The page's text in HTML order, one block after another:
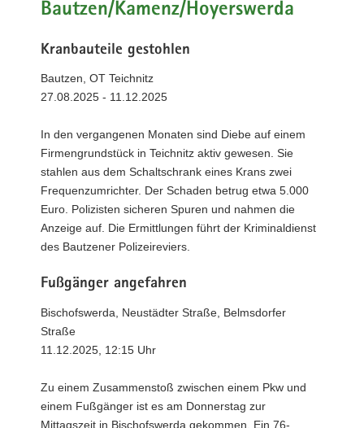
Bautzen/Kamenz/Hoyerswerda
Kranbauteile gestohlen
Bautzen, OT Teichnitz
27.08.2025 - 11.12.2025
In den vergangenen Monaten sind Diebe auf einem
Firmengrundstück in Teichnitz aktiv gewesen. Sie
stahlen aus dem Schaltschrank eines Krans zwei
Frequenzumrichter. Der Schaden betrug etwa 5.000
Euro. Polizisten sicheren Spuren und nahmen die
Anzeige auf. Die Ermittlungen führt der Kriminaldienst
des Bautzener Polizeireviers.
Fußgänger angefahren
Bischofswerda, Neustädter Straße, Belmsdorfer
Straße
11.12.2025, 12:15 Uhr
Zu einem Zusammenstoß zwischen einem Pkw und
einem Fußgänger ist es am Donnerstag zur
Mittagszeit in Bischofswerda gekommen. Ein 76-